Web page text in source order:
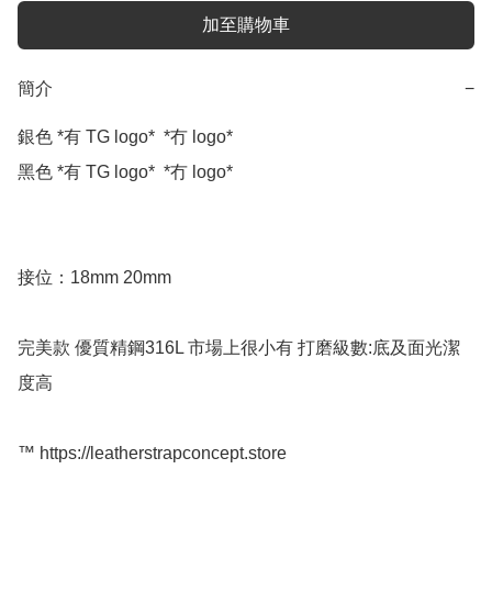
加至購物車
簡介 −
銀色 *有 TG logo*  *冇 logo*
黑色 *有 TG logo*  *冇 logo*
接位：18mm 20mm
完美款 優質精鋼316L 市場上很小有 打磨級數:底及面光潔
度高
™️ https://leatherstrapconcept.store